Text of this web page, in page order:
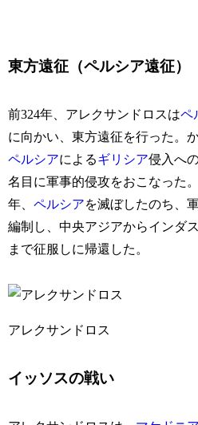
東方遠征（ペルシア遠征）
前324年、アレクサンドロスはペ
に向かい、東方遠征を行った。
ペルシアによるギリシア侵入へ
名目に軍事的侵攻をおこなった
年、ペルシアを滅ぼしたのち、
編制し、中央アジアからインダ
まで征服しに帰還した。
アレクサンドロス
イッソスの戦い